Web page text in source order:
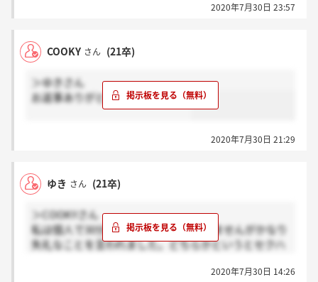
2020年7月30日 23:57
COOKY さん (21卒)
＞ゆきさん
お返事ありがとうございました！
2020年7月30日 21:29
ゆき さん (21卒)
＞COOKYさん
私は個人で30分でした。圧迫とは行きませんがかなり
失礼なことを言われました。どちらかというとセクハ
2020年7月30日 14:26